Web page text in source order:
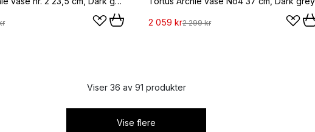
2 059 kr2 299 kr
Viser 36 av 91 produkter
Vise flere